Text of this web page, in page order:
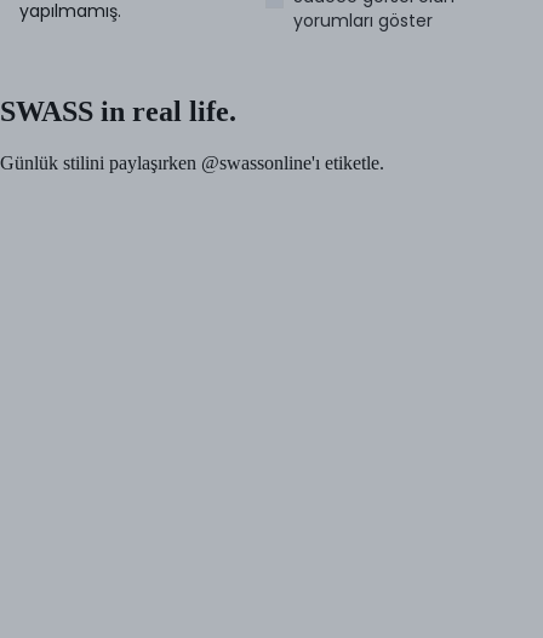
yapılmamış.
yorumları göster